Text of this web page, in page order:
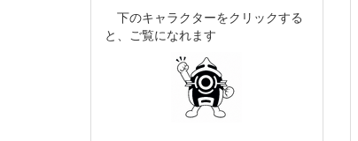
下のキャラクターをクリックする
と、ご覧になれます